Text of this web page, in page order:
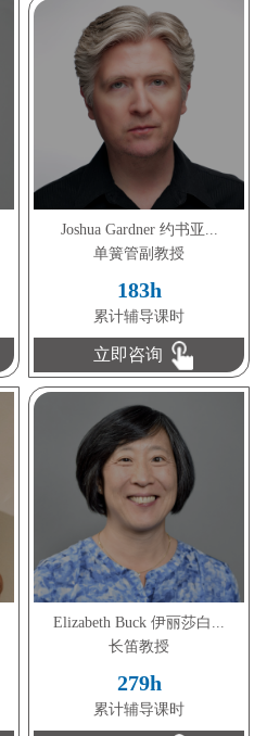
Joshua Gardner 约书亚...
单簧管副教授
183h
累计辅导课时
立即咨询
Elizabeth Buck 伊丽莎白...
长笛教授
279h
累计辅导课时